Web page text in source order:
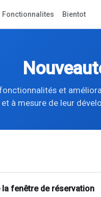
Fonctionnalites Bientot
et
et à mesure de leur
fenêtre de réservation